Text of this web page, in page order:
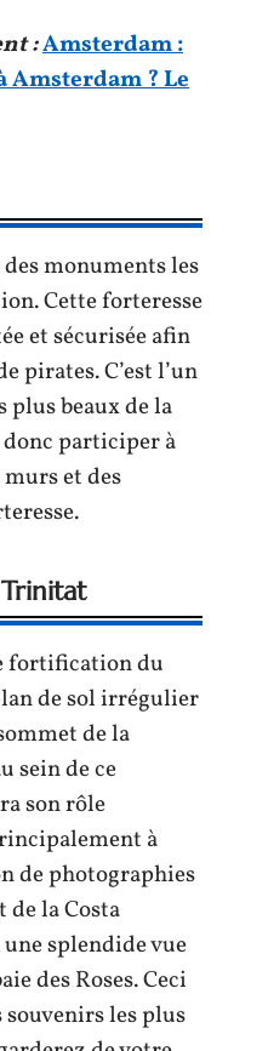
:Amsterdam :
Amsterdam ? Le
monuments les
Cette forteresse
et sécurisée afin
pirates. C’est l’un
plus beaux de la
participer à
et des
fortification du
de sol irrégulier
de la
sein de ce
son rôle
à
de photographies
de la Costa
splendide vue
des Roses. Ceci
souvenirs les plus